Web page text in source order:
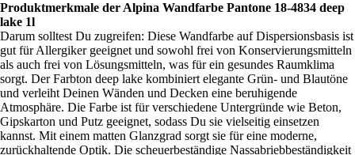
Produktmerkmale der Alpina Wandfarbe Pantone 18-4834 deep
lake 1l
Darum solltest Du zugreifen: Diese Wandfarbe auf Dispersionsbasis ist
gut für Allergiker geeignet und sowohl frei von Konservierungsmitteln
als auch frei von Lösungsmitteln, was für ein gesundes Raumklima
sorgt. Der Farbton deep lake kombiniert elegante Grün- und Blautöne
und verleiht Deinen Wänden und Decken eine beruhigende
Atmosphäre. Die Farbe ist für verschiedene Untergründe wie Beton,
Gipskarton und Putz geeignet, sodass Du sie vielseitig einsetzen
kannst. Mit einem matten Glanzgrad sorgt sie für eine moderne,
zurückhaltende Optik. Die scheuerbeständige Nassabriebbeständigkeit